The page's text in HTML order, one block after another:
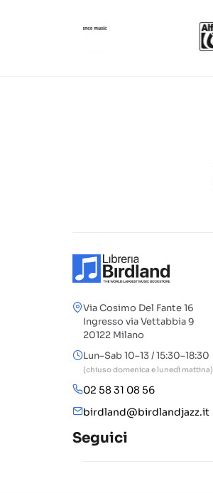
Via Cosimo Del Fante 16
Ingresso via Vettabbia 9
20122 Milano
Lun–Sab 10–13 / 15:30–18:30
(chiuso domenica e lunedì mattina)
02 58 31 08 56
birdland@birdlandjazz.it
Seguici